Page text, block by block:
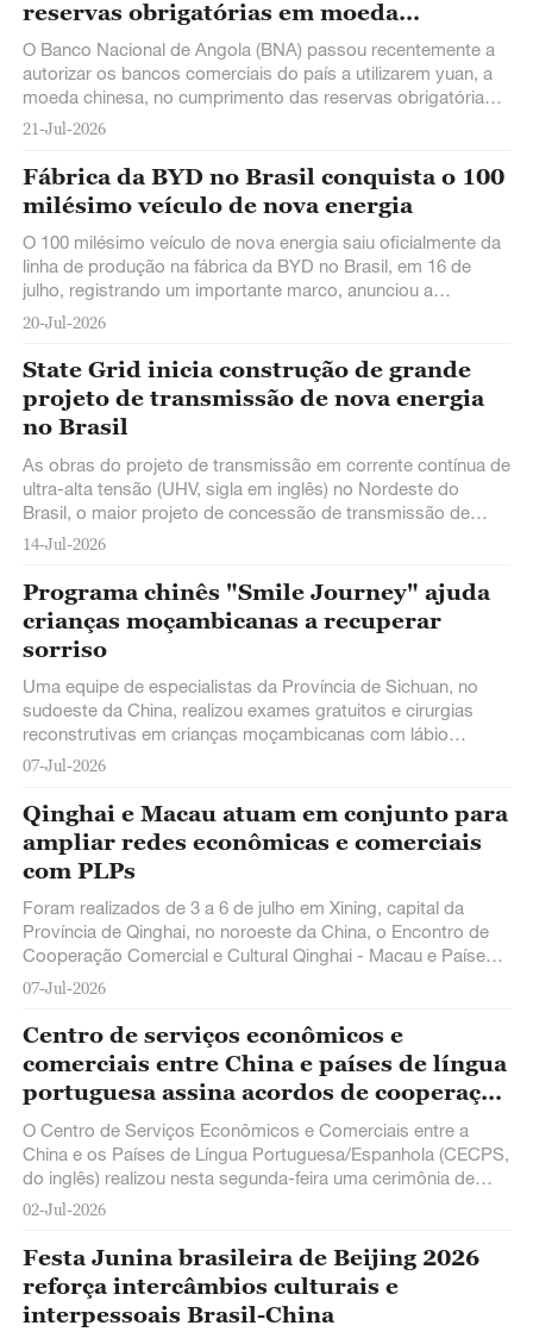
reservas obrigatórias em moeda
estrangeira
O Banco Nacional de Angola (BNA) passou recentemente a
autorizar os bancos comerciais do país a utilizarem yuan, a
moeda chinesa, no cumprimento das reservas obrigatórias
em moeda estrangeira, reforçando a crescente importância
21-Jul-2026
Fábrica da BYD no Brasil conquista o 100
milésimo veículo de nova energia
O 100 milésimo veículo de nova energia saiu oficialmente da
linha de produção na fábrica da BYD no Brasil, em 16 de
julho, registrando um importante marco, anunciou a
montadora BYD, líder chinesa em veículos de nova energia.
20-Jul-2026
State Grid inicia construção de grande
projeto de transmissão de nova energia
no Brasil
As obras do projeto de transmissão em corrente contínua de
ultra-alta tensão (UHV, sigla em inglês) no Nordeste do
Brasil, o maior projeto de concessão de transmissão de
energia em termos de escala de investimento no país sul-
expectativa de auxiliar na transição fundamental da
infraestrutura energética do país.
14-Jul-2026
Programa chinês "Smile Journey" ajuda
crianças moçambicanas a recuperar
sorriso
Uma equipe de especialistas da Província de Sichuan, no
sudoeste da China, realizou exames gratuitos e cirurgias
reconstrutivas em crianças moçambicanas com lábio
leporino, fenda palatina e outras deformidades faciais
07-Jul-2026
Qinghai e Macau atuam em conjunto para
ampliar redes econômicas e comerciais
com PLPs
Foram realizados de 3 a 6 de julho em Xining, capital da
Província de Qinghai, no noroeste da China, o Encontro de
Cooperação Comercial e Cultural Qinghai - Macau e Países
de Língua Portuguesa e a 18ª Semana Cultural da China e
07-Jul-2026
Centro de serviços econômicos e
comerciais entre China e países de língua
portuguesa assina acordos de cooperação
com 16 empresas
O Centro de Serviços Econômicos e Comerciais entre a
China e os Países de Língua Portuguesa/Espanhola (CECPS,
do inglês) realizou nesta segunda-feira uma cerimônia de
assinatura de acordos de cooperação estratégica para a
Hengqin, Província de Guangdong, no sul da China.
02-Jul-2026
Festa Junina brasileira de Beijing 2026
reforça intercâmbios culturais e
interpessoais Brasil-China